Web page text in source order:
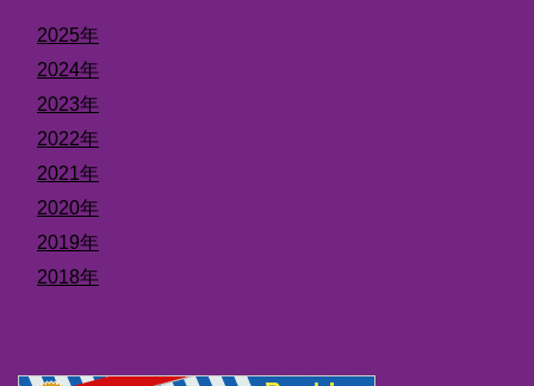
2025年
2024年
2023年
2022年
2021年
2020年
2019年
2018年